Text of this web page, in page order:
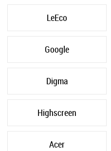
LeEco
Google
Digma
Highscreen
Acer